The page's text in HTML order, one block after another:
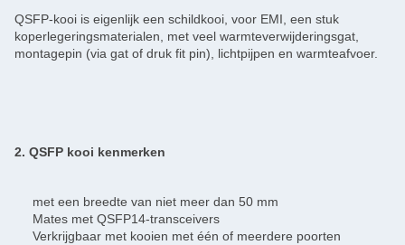
QSFP-kooi is eigenlijk een schildkooi, voor EMI, een stuk
koperlegeringsmaterialen, met veel warmteverwijderingsgat,
montagepin (via gat of druk fit pin), lichtpijpen en warmteafvoer.
2. QSFP kooi kenmerken
met een breedte van niet meer dan 50 mm
Mates met QSFP14-transceivers
Verkrijgbaar met kooien met één of meerdere poorten